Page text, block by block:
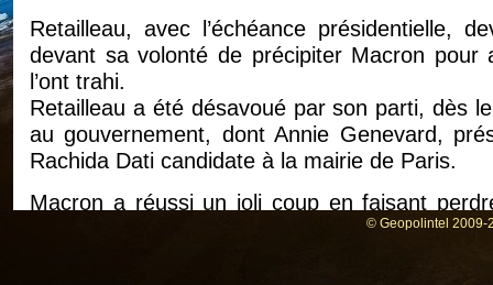
Retailleau, avec l’échéance présidentielle,
devant sa volonté de précipiter Macron
l’ont trahi.
Retailleau a été désavoué par son parti, dès
au gouvernement, dont Annie Genevard,
Rachida Dati candidate à la mairie de Paris.
Macron a réussi un joli coup en faisant
© Geopolintel 2009-